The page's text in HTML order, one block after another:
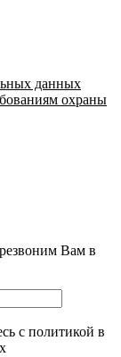
данных
охраны
Вам в
с политикой в